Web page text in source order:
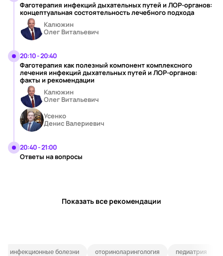
Фаготерапия инфекций дыхательных путей и ЛОР-органов:
концептуальная состоятельность лечебного подхода
Калюжин
Олег Витальевич
20:10 - 20:40
Фаготерапия как полезный компонент комплексного
лечения инфекций дыхательных путей и ЛОР-органов:
факты и рекомендации
Калюжин
Олег Витальевич
Усенко
Денис Валериевич
20:40 - 21:00
Ответы на вопросы
Показать все рекомендации
инфекционные болезни оториноларингология педиатрия